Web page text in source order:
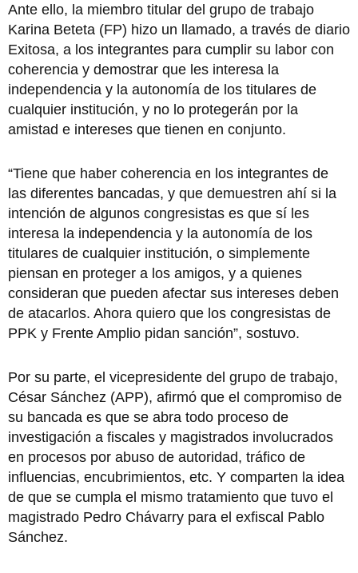
Ante ello, la miembro titular del grupo de trabajo
Karina Beteta (FP) hizo un llamado, a través de diario
Exitosa, a los integrantes para cumplir su labor con
coherencia y demostrar que les interesa la
independencia y la autonomía de los titulares de
cualquier institución, y no lo protegerán por la
amistad e intereses que tienen en conjunto.
“Tiene que haber coherencia en los integrantes de
las diferentes bancadas, y que demuestren ahí si la
intención de algunos congresistas es que sí les
interesa la independencia y la autonomía de los
titulares de cualquier institución, o simplemente
piensan en proteger a los amigos, y a quienes
consideran que pueden afectar sus intereses deben
de atacarlos. Ahora quiero que los congresistas de
PPK y Frente Amplio pidan sanción”, sostuvo.
Por su parte, el vicepresidente del grupo de trabajo,
César Sánchez (APP), afirmó que el compromiso de
su bancada es que se abra todo proceso de
investigación a fiscales y magistrados involucrados
en procesos por abuso de autoridad, tráfico de
influencias, encubrimientos, etc. Y comparten la idea
de que se cumpla el mismo tratamiento que tuvo el
magistrado Pedro Chávarry para el exfiscal Pablo
Sánchez.